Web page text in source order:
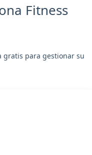
Fitness
gratis para gestionar su